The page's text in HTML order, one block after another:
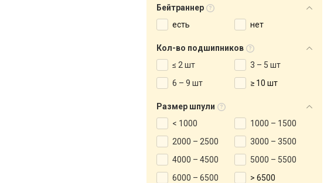
Бейтраннер
есть
нет
Кол-во подшипников
≤ 2 шт
3 – 5 шт
6 – 9 шт
≥ 10 шт
Размер шпули
< 1000
1000 – 1500
2000 – 2500
3000 – 3500
4000 – 4500
5000 – 5500
6000 – 6500
> 6500